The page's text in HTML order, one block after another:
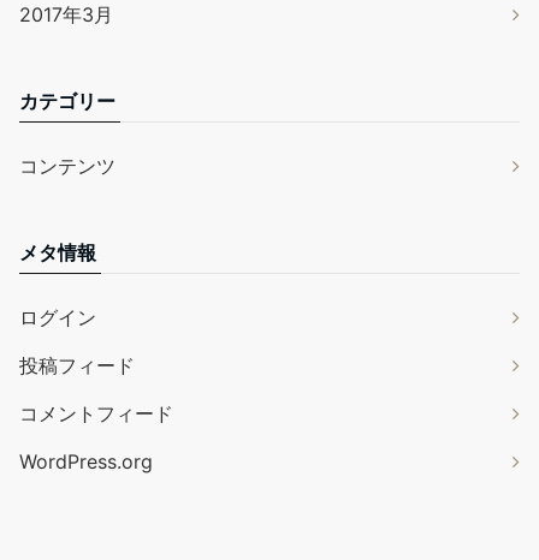
2017年3月
カテゴリー
コンテンツ
メタ情報
ログイン
投稿フィード
コメントフィード
WordPress.org